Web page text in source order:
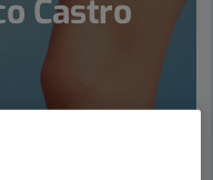
Castro